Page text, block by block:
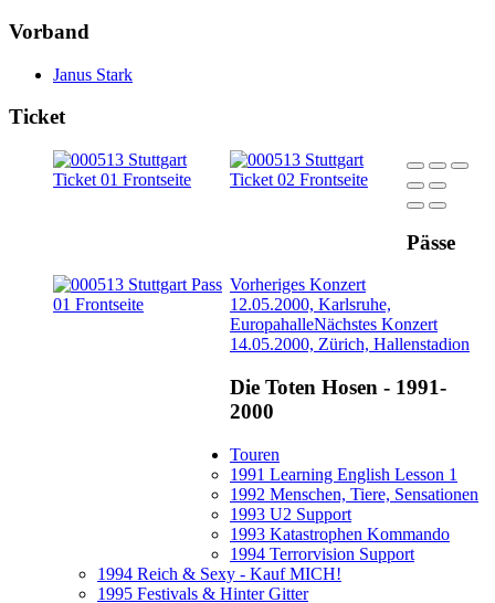
Vorband
Janus Stark
Ticket
Pässe
Vorheriges Konzert
12.05.2000, Karlsruhe,
EuropahalleNächstes Konzert
14.05.2000, Zürich, Hallenstadion
Die Toten Hosen - 1991-
2000
Touren
1991 Learning English Lesson 1
1992 Menschen, Tiere, Sensationen
1993 U2 Support
1993 Katastrophen Kommando
1994 Terrorvision Support
1994 Reich & Sexy - Kauf MICH!
1995 Festivals & Hinter Gitter